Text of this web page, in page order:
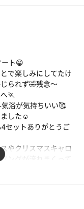
ト😁
で楽しみにしてたけ
られず🤣残念〜
🏃
浴が気持ちいい🥰
ました☺️
セットありがとうご
やクリスマスキャロ
ングが流れまくって
それで良いなぁと癒
ィニッシュでした😊